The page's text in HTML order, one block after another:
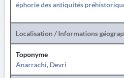
éphorie des antiquités
Localisation / Informations
Toponyme
Anarrachi, Devri